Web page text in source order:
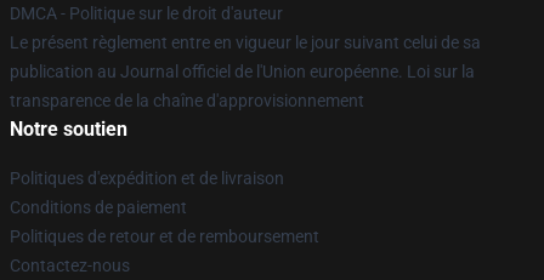
DMCA - Politique sur le droit d'auteur
Le présent règlement entre en vigueur le jour suivant celui de sa
publication au Journal officiel de l'Union européenne. Loi sur la
transparence de la chaîne d'approvisionnement
Notre soutien
Politiques d'expédition et de livraison
Conditions de paiement
Politiques de retour et de remboursement
Contactez-nous